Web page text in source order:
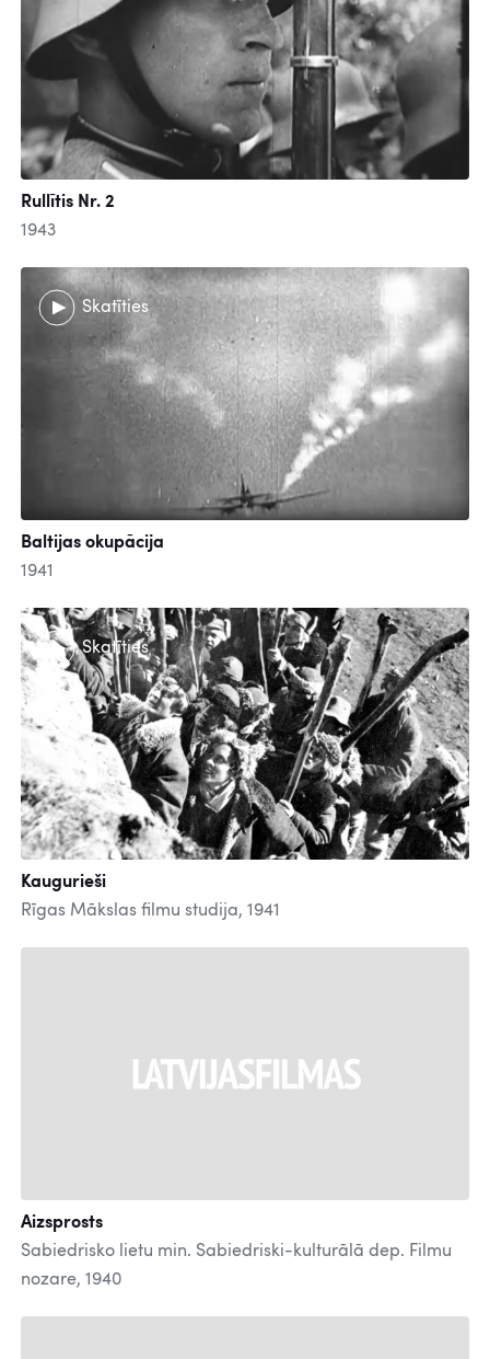
Rullītis Nr. 2
1943
Skatīties
Baltijas okupācija
1941
Skatīties
Kaugurieši
Rīgas Mākslas filmu studija, 1941
Aizsprosts
Sabiedrisko lietu min. Sabiedriski-kulturālā dep. Filmu
nozare, 1940